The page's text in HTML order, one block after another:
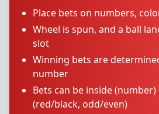
Place bets on numbers,
Wheel is spun, and a ball
slot
Winning bets are
number
Bets can be inside
(red/black, odd/even)